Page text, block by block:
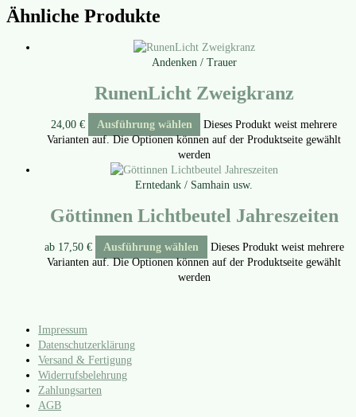
Ähnliche Produkte
Andenken / Trauer
RunenLicht Zweigkranz
24,00 € Ausführung wählen
Dieses Produkt weist mehrere
Varianten auf. Die Optionen können auf der Produktseite gewählt
werden
Erntedank / Samhain usw.
Göttinnen Lichtbeutel Jahreszeiten
ab 17,50 € Ausführung wählen
Dieses Produkt weist mehrere
Varianten auf. Die Optionen können auf der Produktseite gewählt
werden
Impressum
Datenschutzerklärung
Versand & Fertigung
Widerrufsbelehrung
Zahlungsarten
AGB